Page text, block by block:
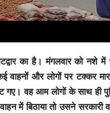
का है। मंगलवार को नशे
और लोगों पर टक्कर
वह आम लोगों के साथ ही
में बिठाया तो उसने सरकारी